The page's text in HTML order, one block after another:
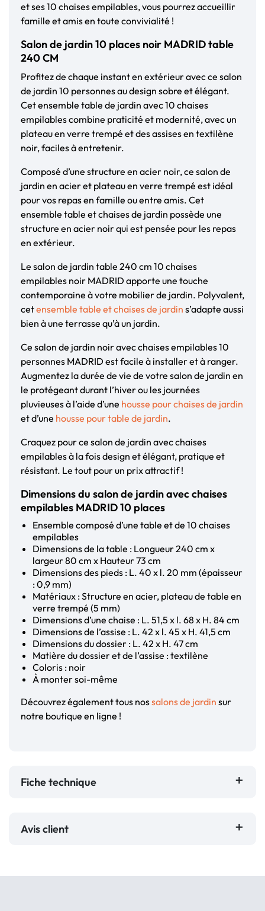
et ses 10 chaises empilables, vous pourrez accueillir
famille et amis en toute convivialité !
Salon de jardin 10 places noir MADRID table
240 CM
Profitez de chaque instant en extérieur avec ce salon
de jardin 10 personnes au design sobre et élégant.
Cet ensemble table de jardin avec 10 chaises
empilables combine praticité et modernité, avec un
plateau en verre trempé et des assises en textilène
noir, faciles à entretenir.
Composé d’une structure en acier noir, ce salon de
jardin en acier et plateau en verre trempé est idéal
pour vos repas en famille ou entre amis. Cet
ensemble table et chaises de jardin possède une
structure en acier noir qui est pensée pour les repas
en extérieur.
Le salon de jardin table 240 cm 10 chaises
empilables noir MADRID apporte une touche
contemporaine à votre mobilier de jardin. Polyvalent,
cetensemble table et chaises de jardin s’adapte aussi
bien à une terrasse qu’à un jardin.
Ce salon de jardin noir avec chaises empilables 10
personnes MADRID est facile à installer et à ranger.
Augmentez la durée de vie de votre salon de jardin en
le protégeant durant l’hiver ou les journées
pluvieuses à l’aide d’une housse pour chaises de jardin
et d’une housse pour table de jardin.
Craquez pour ce salon de jardin avec chaises
empilables à la fois design et élégant, pratique et
résistant. Le tout pour un prix attractif !
Dimensions du salon de jardin avec chaises
empilables MADRID 10 places
Ensemble composé d’une table et de 10 chaises
empilables
Dimensions de la table : Longueur 240 cm x
largeur 80 cm x Hauteur 73 cm
Dimensions des pieds : L. 40 x l. 20 mm (épaisseur
: 0,9 mm)
Matériaux : Structure en acier, plateau de table en
verre trempé (5 mm)
Dimensions d’une chaise : L. 51,5 x l. 68 x H. 84 cm
Dimensions de l’assise : L. 42 x l. 45 x H. 41,5 cm
Dimensions du dossier : L. 42 x H. 47 cm
Matière du dossier et de l’assise : textilène
Coloris : noir
À monter soi-même
Découvrez également tous nossalons de jardin sur
notre boutique en ligne !
Fiche technique
Avis client